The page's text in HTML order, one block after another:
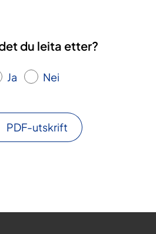
du leita etter?
Ja Nei
PDF-utskrift